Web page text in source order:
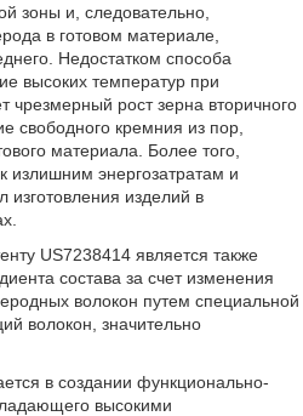
зоны и, следовательно,
в готовом материале,
Недостатком способа
высоких температур при
чрезмерный рост зерна вторичного
свободного кремния из пор,
материала. Более того,
излишним энергозатратам и
изготовления изделий в
US7238414 является также
состава за счет изменения
волокон путем специальной
волокон, значительно
в создании функционально-
высокими